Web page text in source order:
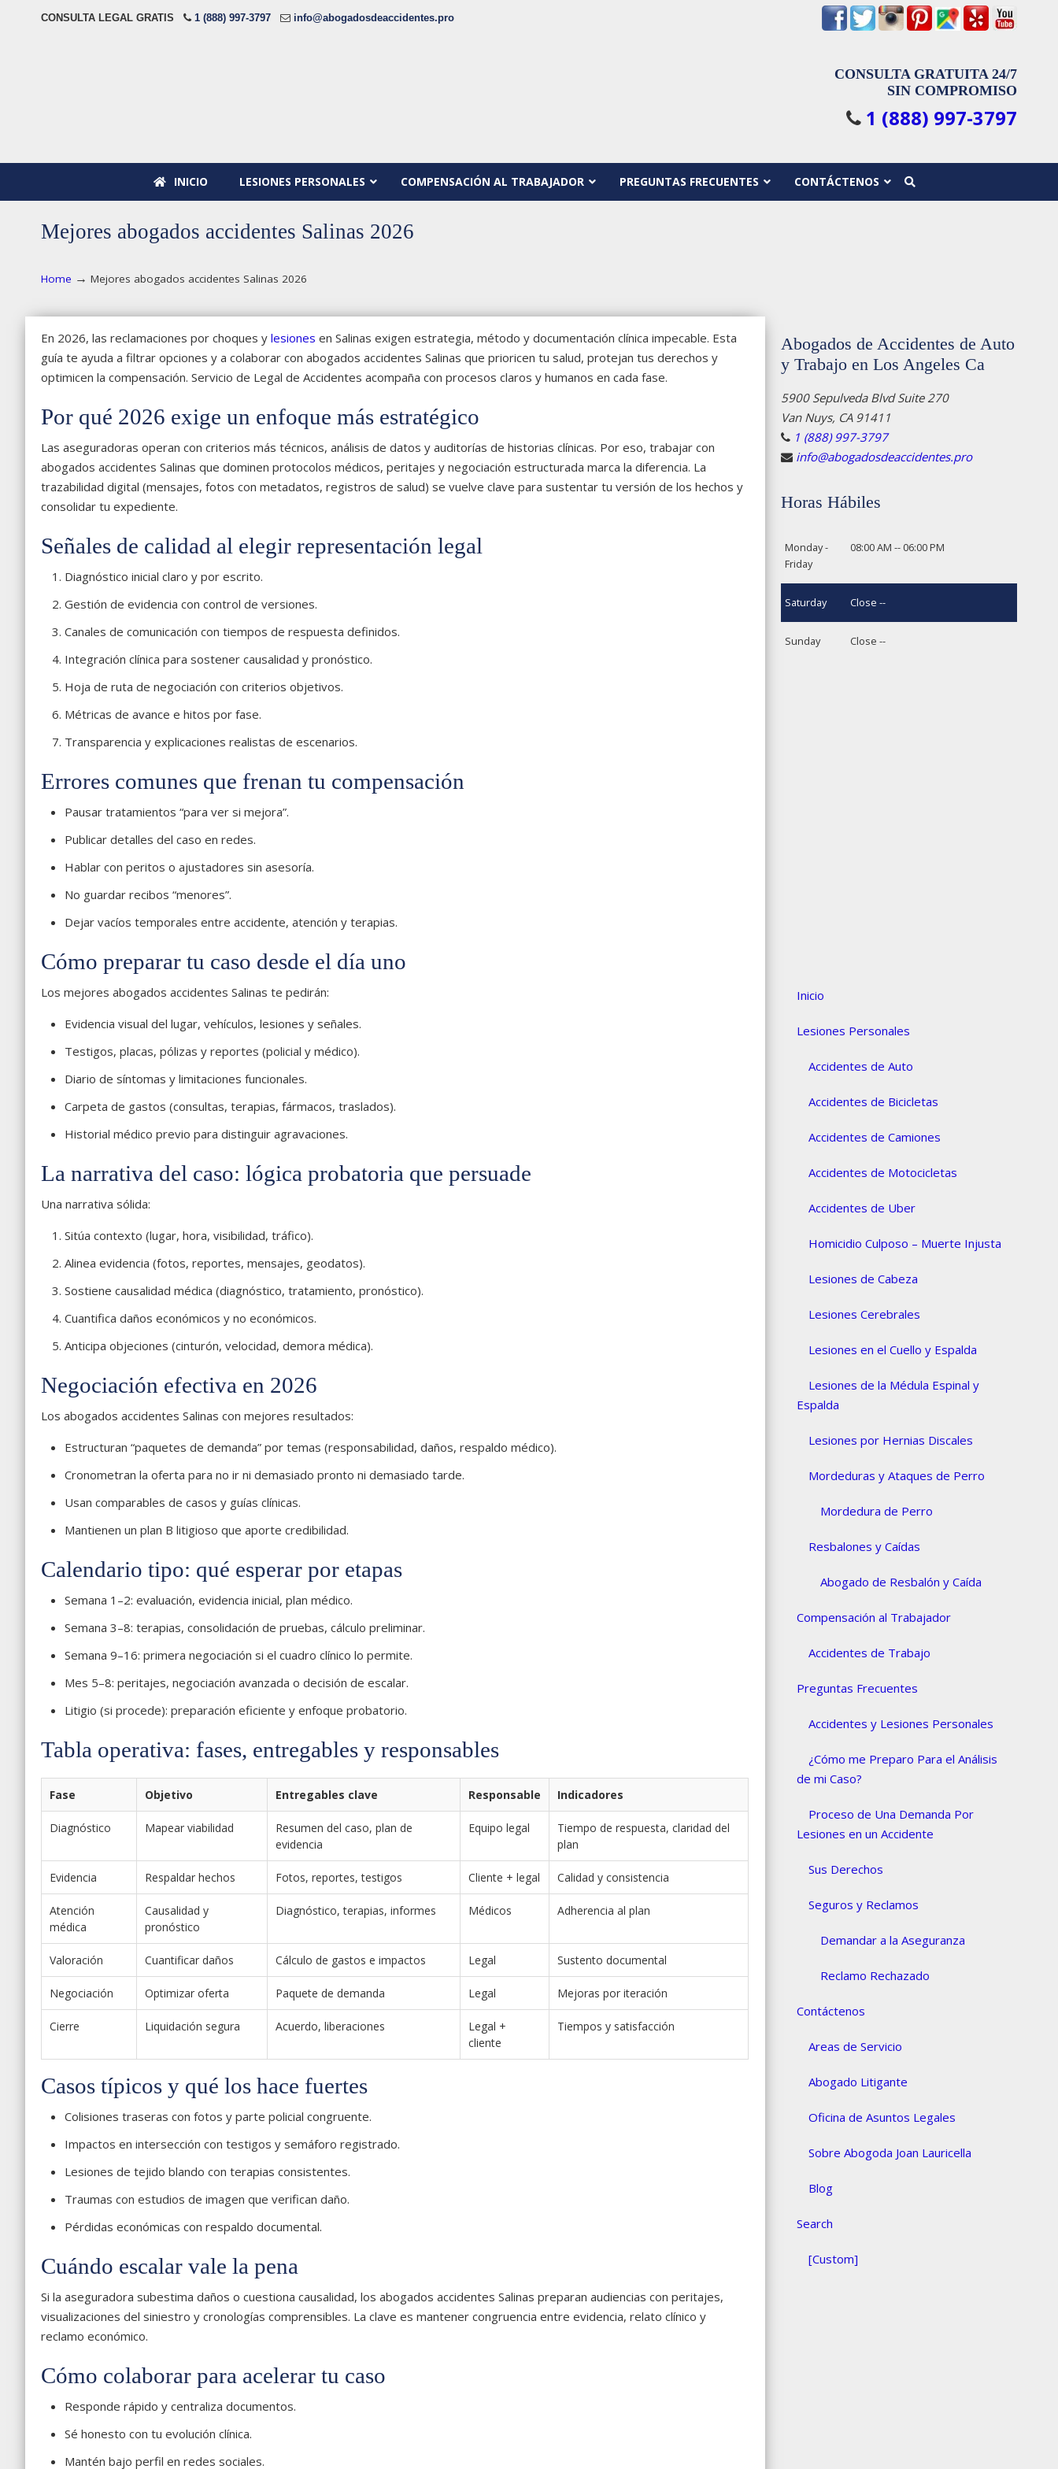
CONSULTA LEGAL GRATIS 1 (888) 997-3797 info@abogadosdeaccidentes.pro
CONSULTA GRATUITA 24/7
SIN COMPROMISO
1 (888) 997-3797
INICIO LESIONES PERSONALES COMPENSACIÓN AL TRABAJADOR PREGUNTAS FRECUENTES CONTÁCTENOS
Mejores abogados accidentes Salinas 2026
Home → Mejores abogados accidentes Salinas 2026
En 2026, las reclamaciones por choques y lesiones en Salinas exigen estrategia, método y documentación clínica impecable. Esta
guía te ayuda a filtrar opciones y a colaborar con abogados accidentes Salinas que prioricen tu salud, protejan tus derechos y
optimicen la compensación. Servicio de Legal de Accidentes acompaña con procesos claros y humanos en cada fase.
Por qué 2026 exige un enfoque más estratégico
Las aseguradoras operan con criterios más técnicos, análisis de datos y auditorías de historias clínicas. Por eso, trabajar con
abogados accidentes Salinas que dominen protocolos médicos, peritajes y negociación estructurada marca la diferencia. La
trazabilidad digital (mensajes, fotos con metadatos, registros de salud) se vuelve clave para sustentar tu versión de los hechos y
consolidar tu expediente.
Señales de calidad al elegir representación legal
Diagnóstico inicial claro y por escrito.
Gestión de evidencia con control de versiones.
Canales de comunicación con tiempos de respuesta definidos.
Integración clínica para sostener causalidad y pronóstico.
Hoja de ruta de negociación con criterios objetivos.
Métricas de avance e hitos por fase.
Transparencia y explicaciones realistas de escenarios.
Errores comunes que frenan tu compensación
Pausar tratamientos “para ver si mejora”.
Publicar detalles del caso en redes.
Hablar con peritos o ajustadores sin asesoría.
No guardar recibos “menores”.
Dejar vacíos temporales entre accidente, atención y terapias.
Cómo preparar tu caso desde el día uno
Los mejores abogados accidentes Salinas te pedirán:
Evidencia visual del lugar, vehículos, lesiones y señales.
Testigos, placas, pólizas y reportes (policial y médico).
Diario de síntomas y limitaciones funcionales.
Carpeta de gastos (consultas, terapias, fármacos, traslados).
Historial médico previo para distinguir agravaciones.
La narrativa del caso: lógica probatoria que persuade
Una narrativa sólida:
Sitúa contexto (lugar, hora, visibilidad, tráfico).
Alinea evidencia (fotos, reportes, mensajes, geodatos).
Sostiene causalidad médica (diagnóstico, tratamiento, pronóstico).
Cuantifica daños económicos y no económicos.
Anticipa objeciones (cinturón, velocidad, demora médica).
Negociación efectiva en 2026
Los abogados accidentes Salinas con mejores resultados:
Estructuran “paquetes de demanda” por temas (responsabilidad, daños, respaldo médico).
Cronometran la oferta para no ir ni demasiado pronto ni demasiado tarde.
Usan comparables de casos y guías clínicas.
Mantienen un plan B litigioso que aporte credibilidad.
Calendario tipo: qué esperar por etapas
Semana 1–2: evaluación, evidencia inicial, plan médico.
Semana 3–8: terapias, consolidación de pruebas, cálculo preliminar.
Semana 9–16: primera negociación si el cuadro clínico lo permite.
Mes 5–8: peritajes, negociación avanzada o decisión de escalar.
Litigio (si procede): preparación eficiente y enfoque probatorio.
Tabla operativa: fases, entregables y responsables
Fase Objetivo Entregables clave Responsable Indicadores
Diagnóstico Mapear viabilidad
Resumen del caso, plan de
evidencia
Equipo legal
Tiempo de respuesta, claridad del
plan
Evidencia Respaldar hechos Fotos, reportes, testigos Cliente + legal Calidad y consistencia
Atención
médica
Causalidad y
pronóstico
Diagnóstico, terapias, informes Médicos Adherencia al plan
Valoración Cuantificar daños Cálculo de gastos e impactos Legal Sustento documental
Negociación Optimizar oferta Paquete de demanda Legal Mejoras por iteración
Cierre Liquidación segura Acuerdo, liberaciones
Legal +
cliente
Tiempos y satisfacción
Casos típicos y qué los hace fuertes
Colisiones traseras con fotos y parte policial congruente.
Impactos en intersección con testigos y semáforo registrado.
Lesiones de tejido blando con terapias consistentes.
Traumas con estudios de imagen que verifican daño.
Pérdidas económicas con respaldo documental.
Cuándo escalar vale la pena
Si la aseguradora subestima daños o cuestiona causalidad, los abogados accidentes Salinas preparan audiencias con peritajes,
visualizaciones del siniestro y cronologías comprensibles. La clave es mantener congruencia entre evidencia, relato clínico y
reclamo económico.
Cómo colaborar para acelerar tu caso
Responde rápido y centraliza documentos.
Sé honesto con tu evolución clínica.
Mantén bajo perfil en redes sociales.
Abogados de Accidentes de Auto
y Trabajo en Los Angeles Ca
5900 Sepulveda Blvd Suite 270
Van Nuys, CA 91411
1 (888) 997-3797
info@abogadosdeaccidentes.pro
Horas Hábiles
Monday -
Friday
08:00 AM -- 06:00 PM
Saturday Close --
Sunday Close --
Inicio
Lesiones Personales
Accidentes de Auto
Accidentes de Bicicletas
Accidentes de Camiones
Accidentes de Motocicletas
Accidentes de Uber
Homicidio Culposo – Muerte Injusta
Lesiones de Cabeza
Lesiones Cerebrales
Lesiones en el Cuello y Espalda
Lesiones de la Médula Espinal y
Espalda
Lesiones por Hernias Discales
Mordeduras y Ataques de Perro
Mordedura de Perro
Resbalones y Caídas
Abogado de Resbalón y Caída
Compensación al Trabajador
Accidentes de Trabajo
Preguntas Frecuentes
Accidentes y Lesiones Personales
¿Cómo me Preparo Para el Análisis
de mi Caso?
Proceso de Una Demanda Por
Lesiones en un Accidente
Sus Derechos
Seguros y Reclamos
Demandar a la Aseguranza
Reclamo Rechazado
Contáctenos
Areas de Servicio
Abogado Litigante
Oficina de Asuntos Legales
Sobre Abogoda Joan Lauricella
Blog
Search
[Custom]